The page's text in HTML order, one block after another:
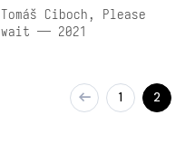
Tomáš Ciboch, Please
wait — 2021
1 2